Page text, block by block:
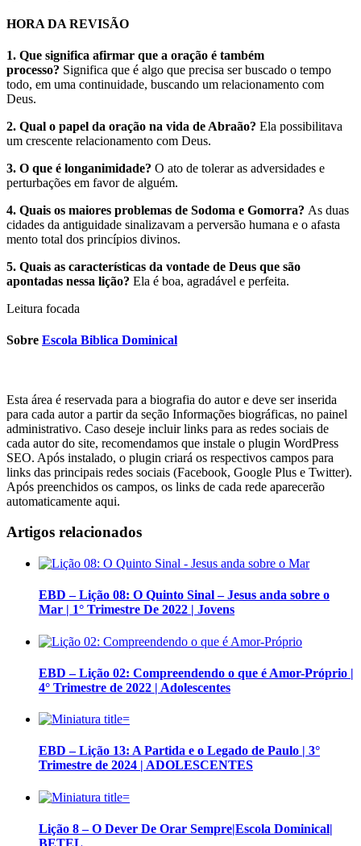
HORA DA REVISÃO
1. Que significa afirmar que a oração é também
processo? Significa que é algo que precisa ser buscado o tempo
todo, em uma continuidade, buscando um relacionamento com
Deus.
2. Qual o papel da oração na vida de Abraão? Ela possibilitava
um crescente relacionamento com Deus.
3. O que é longanimidade? O ato de tolerar as adversidades e
perturbações em favor de alguém.
4. Quais os maiores problemas de Sodoma e Gomorra? As duas
cidades da antiguidade sinalizavam a perversão humana e o afasta
mento total dos princípios divinos.
5. Quais as características da vontade de Deus que são
apontadas nessa lição? Ela é boa, agradável e perfeita.
Leitura focada
Sobre Escola Biblica Dominical
Esta área é reservada para a biografia do autor e deve ser inserida
para cada autor a partir da seção Informações biográficas, no painel
administrativo. Caso deseje incluir links para as redes sociais de
cada autor do site, recomendamos que instale o plugin WordPress
SEO. Após instalado, o plugin criará os respectivos campos para
links das principais redes sociais (Facebook, Google Plus e Twitter).
Após preenchidos os campos, os links de cada rede aparecerão
automaticamente aqui.
Artigos relacionados
EBD – Lição 08: O Quinto Sinal – Jesus anda sobre o
Mar | 1° Trimestre De 2022 | Jovens
EBD – Lição 02: Compreendendo o que é Amor-Próprio |
4° Trimestre de 2022 | Adolescentes
EBD – Lição 13: A Partida e o Legado de Paulo | 3°
Trimestre de 2024 | ADOLESCENTES
Lição 8 – O Dever De Orar Sempre|Escola Dominical|
BETEL